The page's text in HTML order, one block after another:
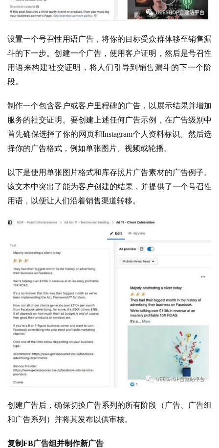
运
营
实
战
分
享
案
例
拆
解
操
盘
手
C
u
干
货
精
选
设置一个号召性用语广告，将你的目标受众群体移至销售漏
斗的下一步。创建一个广告，使用客户证明，然后是号召性
用语来构建社交证明，将人们引导到销售漏斗的下一个阶
段。
制作一个包含客户或客户里程碑的广告，以展示结果并增加
服务的社交证明。要创建上述任何广告示例，在广告级别中
首先确保选择了你的网页和Instagram个人资料标识。然后选
择你的广告格式，例如单张图片、视频或轮播。
以下是使用单张图片格式和库存照片广告素材的广告例子。
该文本中突出了能为客户创建的结果，并提供了一个号召性
用语，以便让人们沿着销售渠道转移。
创建广告后，确保切换广告系列的所有阶段（广告、广告组
和广告系列）并将其发布以供审核。
复制FB广告组并制作新广告